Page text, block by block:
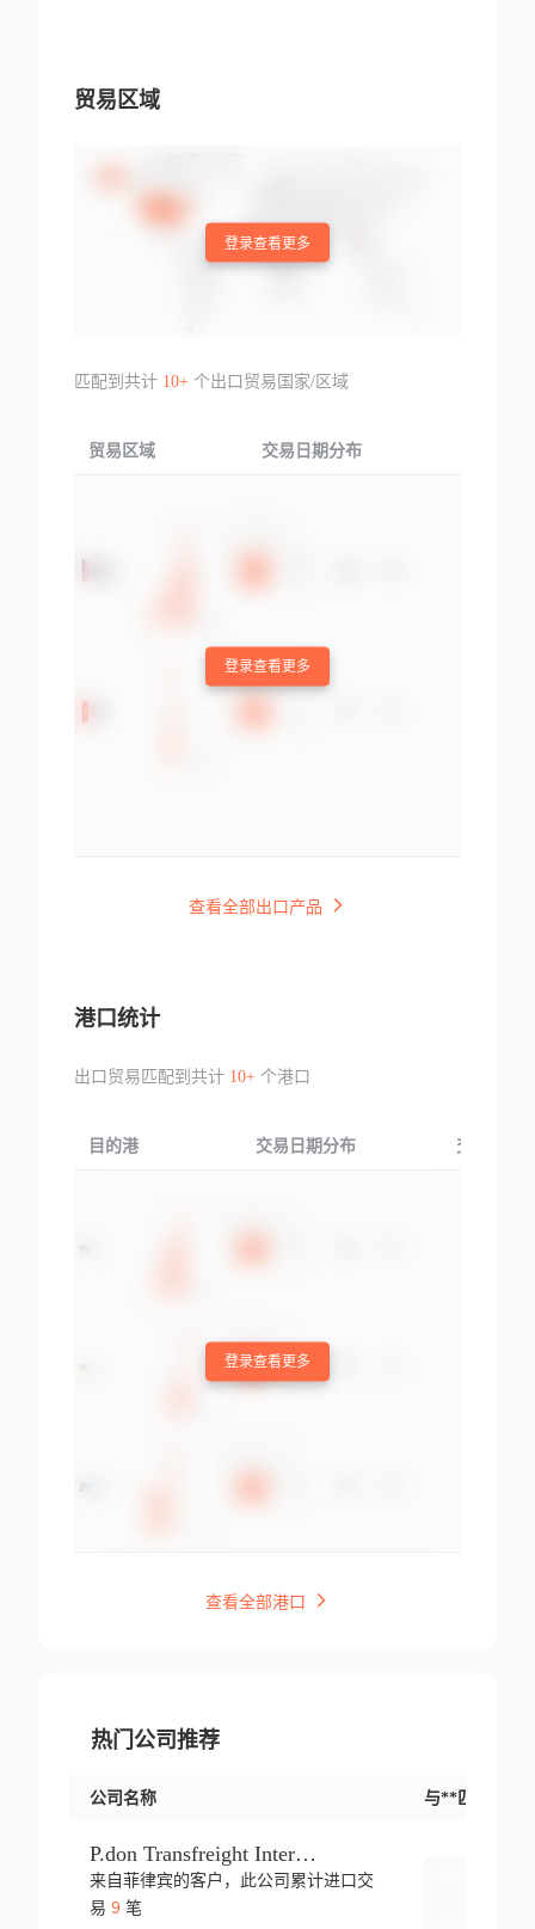
贸易区域
登录查看更多
匹配到共计 10+个出口贸易国家/区域
贸易区域 交易日期分布
登录查看更多
查看全部出口产品
港口统计
出口贸易匹配到共计 10+个港口
目的港 交易日期分布 交易产品
登录查看更多
查看全部港口
热门公司推荐
公司名称 与**匹配交易
P.don Transfreight International
来自菲律宾的客户，此公司累计进口交
易 9 笔